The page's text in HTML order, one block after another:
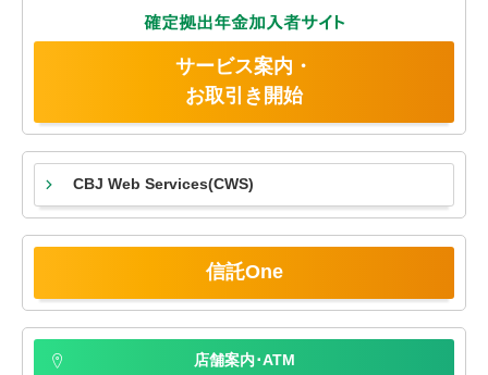
サービス案内・
お取引き開始
CBJ Web Services(CWS)
信託One
店舗案内･ATM